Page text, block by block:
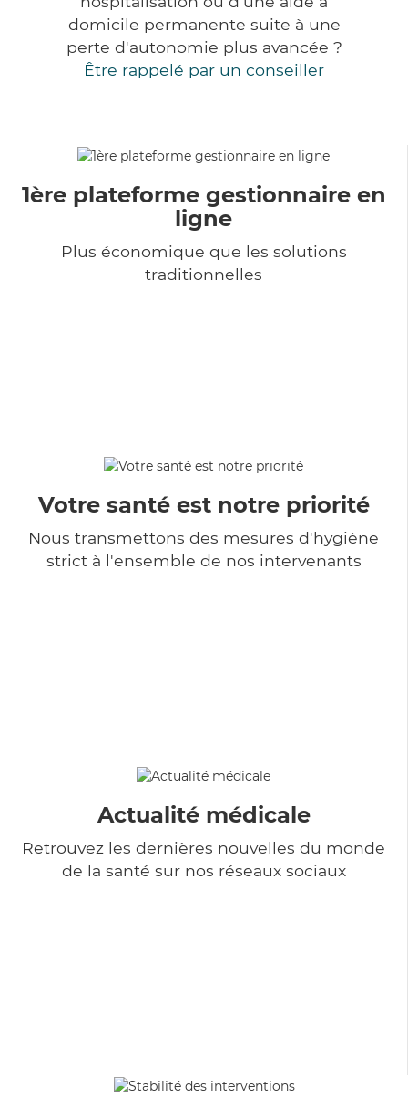
domicile permanente suite à une
perte d'autonomie plus avancée ?
Être rappelé par un conseiller
1ère plateforme gestionnaire en
ligne
Plus économique que les solutions
traditionnelles
Votre santé est notre priorité
Nous transmettons des mesures d'hygiène
strict à l'ensemble de nos intervenants
Actualité médicale
Retrouvez les dernières nouvelles du monde
de la santé sur nos réseaux sociaux